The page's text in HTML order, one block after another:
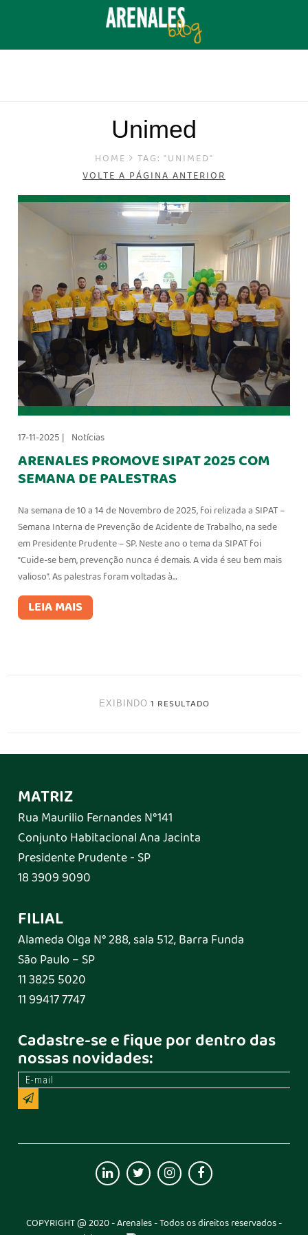
Unimed
HOME
TAG: "UNIMED"
VOLTE A PÁGINA ANTERIOR
17-11-2025 | Notícias
ARENALES PROMOVE SIPAT 2025 COM
SEMANA DE PALESTRAS
Na semana de 10 a 14 de Novembro de 2025, foi relizada a SIPAT –
Semana Interna de Prevenção de Acidente de Trabalho, na sede
em Presidente Prudente – SP. Neste ano o tema da SIPAT foi
“Cuide-se bem, prevenção nunca é demais. A vida é seu bem mais
valioso”. As palestras foram voltadas à…
LEIA MAIS
EXIBINDO 1 RESULTADO
MATRIZ
Rua Maurilio Fernandes N°141
Conjunto Habitacional Ana Jacinta
Presidente Prudente - SP
18 3909 9090
FILIAL
Alameda Olga N° 288, sala 512, Barra Funda
São Paulo – SP
11 3825 5020
11 99417 7747
Cadastre-se e fique por dentro das
nossas novidades:
COPYRIGHT @ 2020 - Arenales - Todos os direitos reservados -